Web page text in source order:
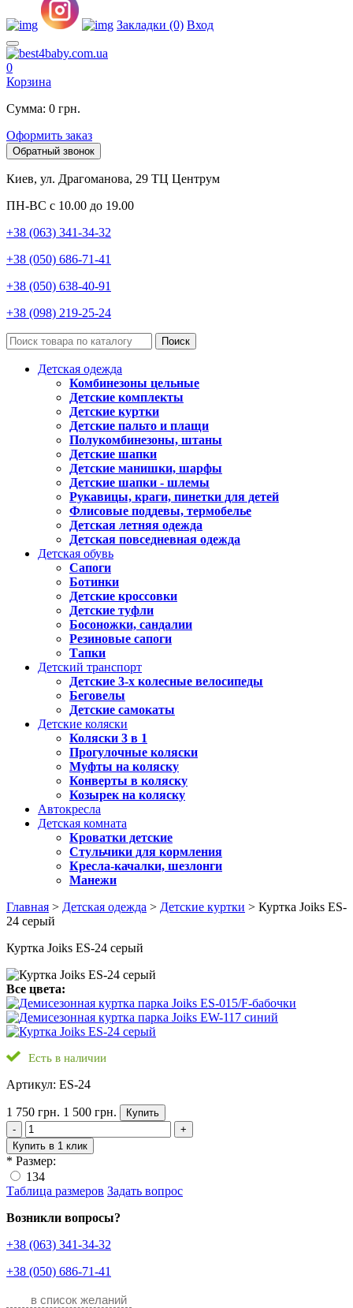
Закладки (0) Вход
0
Корзина
Сумма: 0 грн.
Оформить заказ
Обратный звонок
Киев, ул. Драгоманова, 29 ТЦ Центрум
ПН-ВС с 10.00 до 19.00
+38 (063) 341-34-32
+38 (050) 686-71-41
+38 (050) 638-40-91
+38 (098) 219-25-24
Поиск
Детская одежда
Комбинезоны цельные
Детские комплекты
Детские куртки
Детские пальто и плащи
Полукомбинезоны, штаны
Детские шапки
Детские манишки, шарфы
Детские шапки - шлемы
Рукавицы, краги, пинетки для детей
Флисовые поддевы, термобелье
Детская летняя одежда
Детская повседневная одежда
Детская обувь
Сапоги
Ботинки
Детские кроссовки
Детские туфли
Босоножки, сандалии
Резиновые сапоги
Тапки
Детский транспорт
Детские 3-х колесные велосипеды
Беговелы
Детские самокаты
Детские коляски
Коляски 3 в 1
Прогулочные коляски
Муфты на коляску
Конверты в коляску
Козырек на коляску
Автокресла
Детская комната
Кроватки детские
Стульчики для кормления
Кресла-качалки, шезлонги
Манежи
Главная > Детская одежда > Детские куртки > Куртка Joiks ES-
24 серый
Куртка Joiks ES-24 серый
Все цвета:
Есть в наличии
Артикул: ES-24
1 750 грн. 1 500 грн.
Купить
-
+
Купить в 1 клик
* Размер:
134
Таблица размеров Задать вопрос
Возникли вопросы?
+38 (063) 341-34-32
+38 (050) 686-71-41
в список желаний